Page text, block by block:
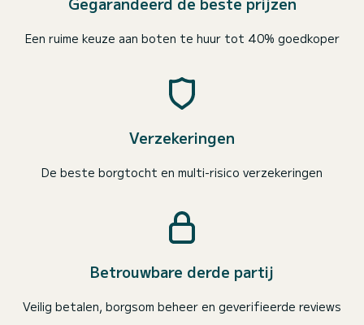
Een ruime keuze aan boten te huur tot 40% goedkoper
Verzekeringen
De beste borgtocht en multi-risico verzekeringen
Betrouwbare derde partij
Veilig betalen, borgsom beheer en geverifieerde reviews